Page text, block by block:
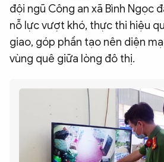
đội ngũ Công an xã Bình Ngọc
nỗ lực vượt khó, thực thi hiệu
giao, góp phần tạo nên diện
vùng quê giữa lòng đô thị.